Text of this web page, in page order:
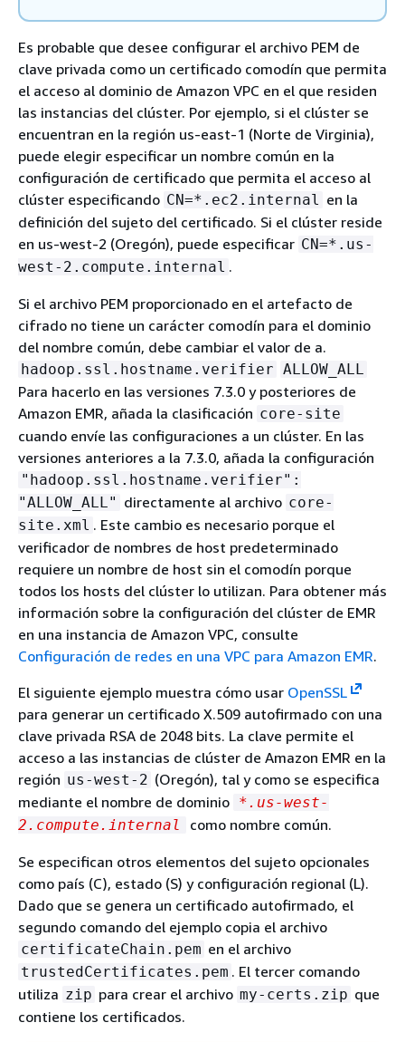
Es probable que desee configurar el archivo PEM de
clave privada como un certificado comodín que permita
el acceso al dominio de Amazon VPC en el que residen
las instancias del clúster. Por ejemplo, si el clúster se
encuentran en la región us-east-1 (Norte de Virginia),
puede elegir especificar un nombre común en la
configuración de certificado que permita el acceso al
clúster especificando CN=*.ec2.internal en la
definición del sujeto del certificado. Si el clúster reside
en us-west-2 (Oregón), puede especificar CN=*.us-
west-2.compute.internal .
Si el archivo PEM proporcionado en el artefacto de
cifrado no tiene un carácter comodín para el dominio
del nombre común, debe cambiar el valor de a.
hadoop.ssl.hostname.verifier ALLOW_ALL
Para hacerlo en las versiones 7.3.0 y posteriores de
Amazon EMR, añada la clasificación core-site
cuando envíe las configuraciones a un clúster. En las
versiones anteriores a la 7.3.0, añada la configuración
"hadoop.ssl.hostname.verifier":
"ALLOW_ALL" directamente al archivo core-
site.xml . Este cambio es necesario porque el
verificador de nombres de host predeterminado
requiere un nombre de host sin el comodín porque
todos los hosts del clúster lo utilizan. Para obtener más
información sobre la configuración del clúster de EMR
en una instancia de Amazon VPC, consulte
Configuración de redes en una VPC para Amazon EMR.
El siguiente ejemplo muestra cómo usar OpenSSL
para generar un certificado X.509 autofirmado con una
clave privada RSA de 2048 bits. La clave permite el
acceso a las instancias de clúster de Amazon EMR en la
región us-west-2 (Oregón), tal y como se especifica
mediante el nombre de dominio *.us-west-
2.compute.internal
como nombre común.
Se especifican otros elementos del sujeto opcionales
como país (C), estado (S) y configuración regional (L).
Dado que se genera un certificado autofirmado, el
segundo comando del ejemplo copia el archivo
certificateChain.pem en el archivo
trustedCertificates.pem . El tercer comando
utiliza zip para crear el archivo my-certs.zip que
contiene los certificados.